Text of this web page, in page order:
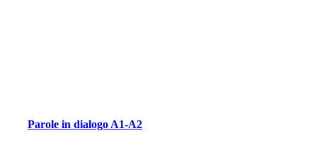
Parole in dialogo A1-A2